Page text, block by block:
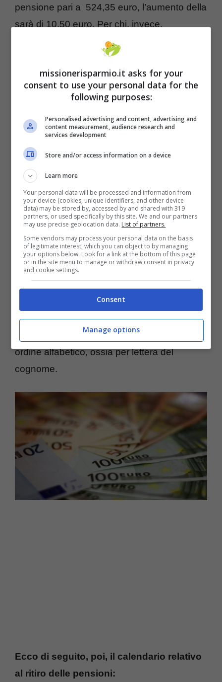
pensione pari a 524,35 euro, l’aumento della
sarà di 10,50 euro. Per chi, invece,
guadagna 1000 euro al mese, l’aumento
della rivalutazione sarà di 20 euro.
riceverà l’aumento delle pensioni di
ottobre?Tutti quei cittadini che hanno un
euro e che riceve una pensione fino a 4
volte il trattamento minimo.
Come nei nei mesi passati, il versamento del
trattamento pensionistico sarà in modo
scaglionato, suddividendo i vari utenti in
ordine alfabetico, ossia per lettera del
cognome.
Ecco di seguito, poi, il calendario relativo
al ritiro delle pensioni:
missionerisparmio.it asks for your
consent to use your personal data for the
following purposes:
Personalised advertising and content, advertising and
content measurement, audience research and
services development
Store and/or access information on a device
Learn more
Your personal data will be processed and information from
your device (cookies, unique identifiers, and other device
data) may be stored by, accessed by and shared with 319
partners, or used specifically by this site. We and our partners
may use precise geolocation data. List of partners.
Some vendors may process your personal data on the basis
of legitimate interest, which you can object to by managing
your options below. Look for a link at the bottom of this page
or in the site menu to manage or withdraw consent in privacy
and cookie settings.
Consent
Manage options